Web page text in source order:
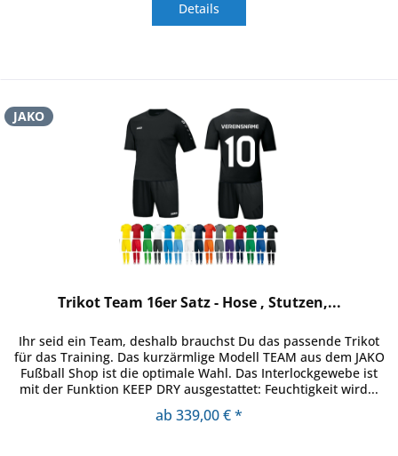
Details
JAKO
Trikot Team 16er Satz - Hose , Stutzen,...
Ihr seid ein Team, deshalb brauchst Du das passende Trikot
für das Training. Das kurzärmlige Modell TEAM aus dem JAKO
Fußball Shop ist die optimale Wahl. Das Interlockgewebe ist
mit der Funktion KEEP DRY ausgestattet: Feuchtigkeit wird...
ab 339,00 € *